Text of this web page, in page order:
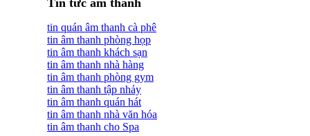
tin quán âm thanh cà phê
tin âm thanh phòng họp
tin âm thanh khách sạn
tin âm thanh nhà hàng
tin âm thanh phòng gym
tin âm thanh tập nhảy
tin âm thanh quán hát
tin âm thanh nhà văn hóa
tin âm thanh cho Spa